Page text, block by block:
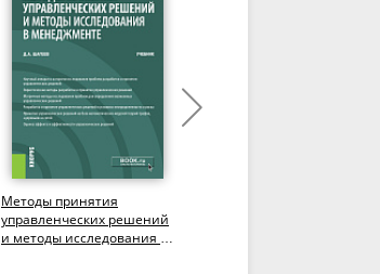
Методы принятия
управленческих решений
и методы исследования в